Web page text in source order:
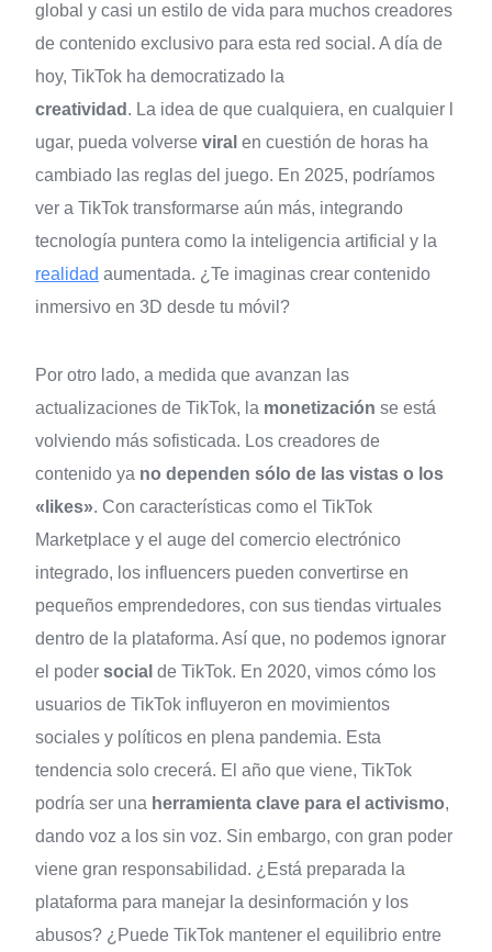
global y casi un estilo de vida para muchos creadores
de contenido exclusivo para esta red social. A día de
hoy, TikTok ha democratizado la
creatividad . La idea de que cualquiera, en cualquier l
ugar, pueda volverse viral en cuestión de horas ha
cambiado las reglas del juego. En 2025, podríamos
ver a TikTok transformarse aún más, integrando
tecnología puntera como la inteligencia artificial y la
realidad aumentada. ¿Te imaginas crear contenido
inmersivo en 3D desde tu móvil?
Por otro lado, a medida que avanzan las
actualizaciones de TikTok, la monetización se está
volviendo más sofisticada. Los creadores de
contenido ya no dependen sólo de las vistas o los
«likes». Con características como el TikTok
Marketplace y el auge del comercio electrónico
integrado, los influencers pueden convertirse en
pequeños emprendedores, con sus tiendas virtuales
dentro de la plataforma. Así que, no podemos ignorar
el poder social de TikTok. En 2020, vimos cómo los
usuarios de TikTok influyeron en movimientos
sociales y políticos en plena pandemia. Esta
tendencia solo crecerá. El año que viene, TikTok
podría ser una herramienta clave para el activismo,
dando voz a los sin voz. Sin embargo, con gran poder
viene gran responsabilidad. ¿Está preparada la
plataforma para manejar la desinformación y los
abusos? ¿Puede TikTok mantener el equilibrio entre